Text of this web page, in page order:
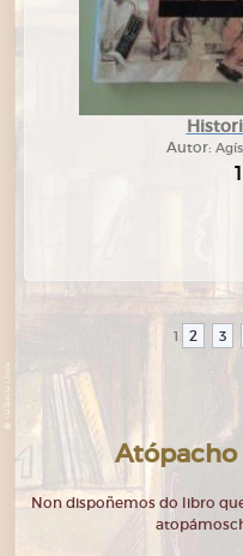
Autor:
1 2 3
Atópacho
Non dispoñemos do libro